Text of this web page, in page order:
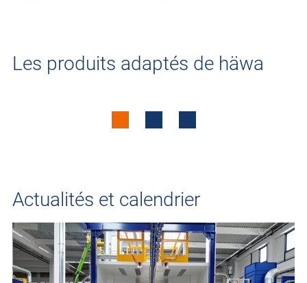
Les produits adaptés de häwa
Boîtes à bornes Postes de travail Cobot
Actualités et calendrier